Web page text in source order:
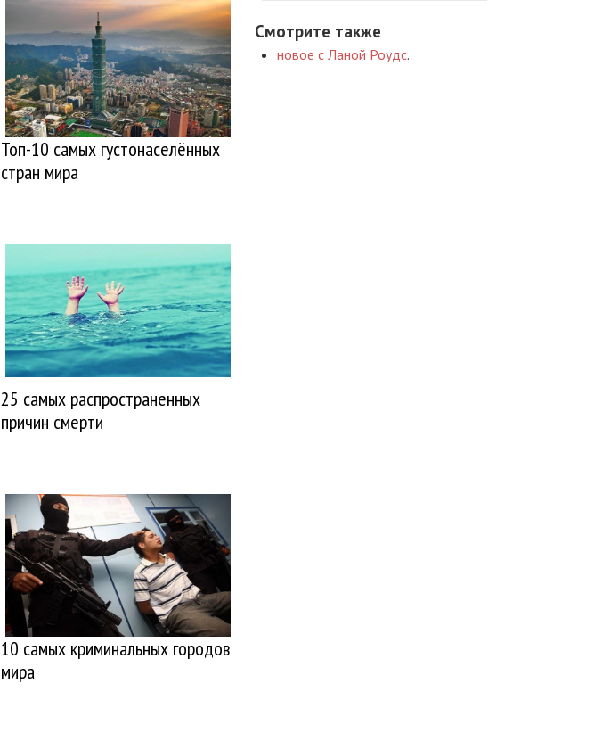
Топ-10 самых густонаселённых
стран мира
25 самых распространенных
причин смерти
10 самых криминальных городов
мира
Смотрите также
новое с Ланой Роудс.